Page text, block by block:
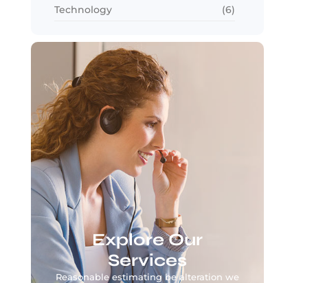
Technology (6)
Explore Our
Services
Reasonable estimating be alteration we